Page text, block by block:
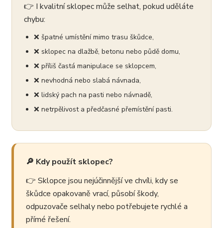
👉 I kvalitní sklopec může selhat, pokud uděláte
chybu:
❌ špatné umístění mimo trasu škůdce,
❌ sklopec na dlažbě, betonu nebo půdě domu,
❌ příliš častá manipulace se sklopcem,
❌ nevhodná nebo slabá návnada,
❌ lidský pach na pasti nebo návnadě,
❌ netrpělivost a předčasné přemístění pasti.
🔎 Kdy použít sklopec?
👉 Sklopce jsou nejúčinnější ve chvíli, kdy se
škůdce opakovaně vrací, působí škody,
odpuzovače selhaly nebo potřebujete rychlé a
přímé řešení.